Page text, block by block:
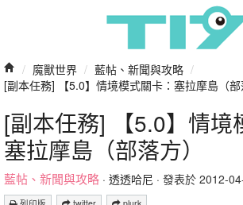
/ 魔獸世界 / 藍帖、新聞與攻略 /
[副本任務] 【5.0】情境模式關卡：塞拉摩島（部
[副本任務] 【5.0】情境
塞拉摩島（部落方）
藍帖、新聞與攻略 · 透透哈尼 · 發表於 2012-